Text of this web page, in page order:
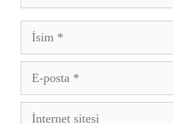
İsim
posta
İnternet